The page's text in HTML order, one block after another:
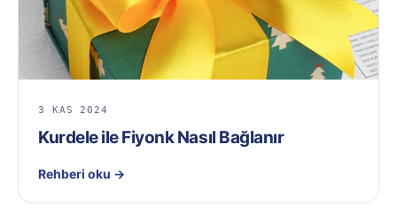
3 KAS 2024
Kurdele ile Fiyonk Nasıl Bağlanır
Rehberi oku →